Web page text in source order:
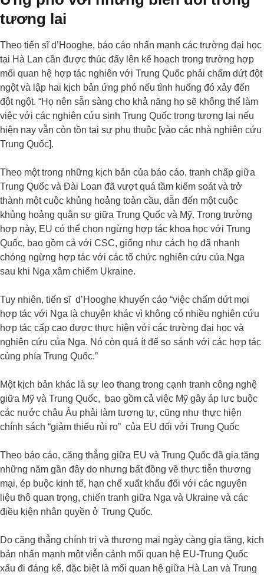
tương lai
Theo tiến sĩ d’Hooghe, báo cáo nhấn mạnh các trường đại học
tại Hà Lan cần được thúc đẩy lên kế hoạch trong trường hợp
mối quan hệ hợp tác nghiên với Trung Quốc phải chấm dứt đột
ngột và lập hai kịch bản ứng phó nếu tình huống đó xảy đến
đột ngột. “Họ nên sẵn sàng cho khả năng họ sẽ không thể làm
việc với các nghiên cứu sinh Trung Quốc trong tương lai nếu
hiện nay vẫn còn tồn tại sự phụ thuộc [vào các nhà nghiên cứu
Trung Quốc].
Theo một trong những kịch bản của báo cáo, tranh chấp giữa
Trung Quốc và Đài Loan đã vượt quá tầm kiểm soát và trở
thành một cuộc khủng hoảng toàn cầu, dẫn đến một cuộc
khủng hoảng quân sự giữa Trung Quốc và Mỹ. Trong trường
hợp này, EU có thể chọn ngừng hợp tác khoa học với Trung
Quốc, bao gồm cả với CSC, giống như cách họ đã nhanh
chóng ngừng hợp tác với các tổ chức nghiên cứu của Nga
sau khi Nga xâm chiếm Ukraine.
Tuy nhiên, tiến sĩ d’Hooghe khuyến cáo “việc chấm dứt mọi
hợp tác với Nga là chuyện khác vì không có nhiều nghiên cứu
hợp tác cấp cao được thực hiện với các trường đại học và
nghiên cứu của Nga. Nó còn quá ít để so sánh với các hợp tác
cùng phía Trung Quốc.”
Một kịch bản khác là sự leo thang trong cạnh tranh công nghệ
giữa Mỹ và Trung Quốc, bao gồm cả việc Mỹ gây áp lực buộc
các nước châu Âu phải làm tương tự, cũng như thực hiện
chính sách “giảm thiểu rủi ro” của EU đối với Trung Quốc
Theo báo cáo, căng thẳng giữa EU và Trung Quốc đã gia tăng
những năm gần đây do nhưng bất đồng về thực tiễn thương
mại, ép buộc kinh tế, hạn chế xuất khẩu đối với các nguyên
liệu thô quan trọng, chiến tranh giữa Nga và Ukraine và các
điều kiện nhân quyền ở Trung Quốc.
Do căng thẳng chính trị và thương mại ngày càng gia tăng, kịch
bản nhấn mạnh một viễn cảnh mối quan hệ EU-Trung Quốc
xấu đi đáng kể, đặc biệt là mối quan hệ giữa Hà Lan và Trung